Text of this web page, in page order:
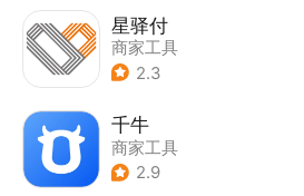
星驿付
商家工具
2.3
千牛
商家工具
2.9